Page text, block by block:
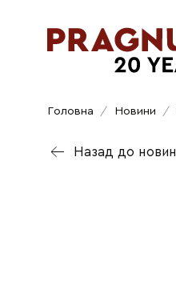
Головна / Новини /
Назад до новин